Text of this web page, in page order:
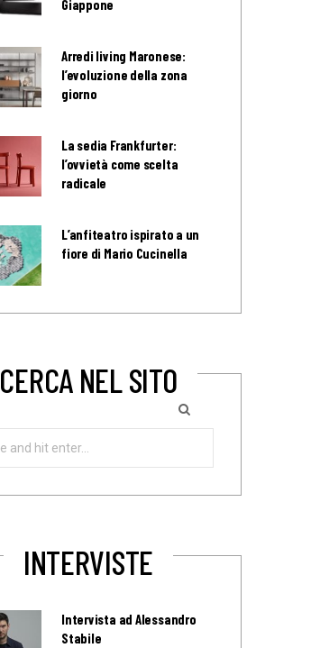
Giappone
Arredi living Maronese:
l’evoluzione della zona
giorno
La sedia Frankfurter:
l’ovvietà come scelta
radicale
L’anfiteatro ispirato a un
fiore di Mario Cucinella
CERCA NEL SITO
INTERVISTE
Intervista ad Alessandro
Stabile